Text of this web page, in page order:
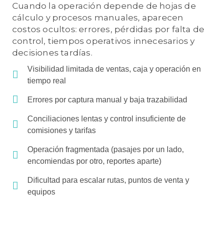
Cuando la operación depende de hojas de
cálculo y procesos manuales, aparecen
costos ocultos: errores, pérdidas por falta de
control, tiempos operativos innecesarios y
decisiones tardías.
Visibilidad limitada de ventas, caja y operación en
tiempo real
Errores por captura manual y baja trazabilidad
Conciliaciones lentas y control insuficiente de
comisiones y tarifas
Operación fragmentada (pasajes por un lado,
encomiendas por otro, reportes aparte)
Dificultad para escalar rutas, puntos de venta y
equipos